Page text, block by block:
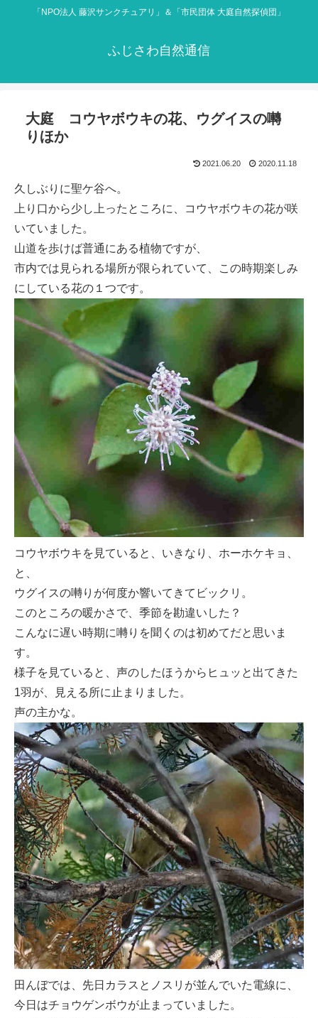
「NPO法人 藤沢サンクチュアリ」＆「市民団体 大庭自然探偵団」
ふじさわ自然通信
大庭 コウヤボウキの花、ウグイスの囀
りほか
2021.06.20 2020.11.18
久しぶりに聖ケ谷へ。
上り口から少し上ったところに、コウヤボウキの花が咲
いていました。
山道を歩けば普通にある植物ですが、
市内では見られる場所が限られていて、この時期楽しみ
にしている花の１つです。
コウヤボウキを見ていると、いきなり、ホーホケキョ、
と、
ウグイスの囀りが何度か響いてきてビックリ。
このところの暖かさで、季節を勘違いした？
こんなに遅い時期に囀りを聞くのは初めてだと思いま
す。
様子を見ていると、声のしたほうからヒュッと出てきた
1羽が、見える所に止まりました。
声の主かな。
田んぼでは、先日カラスとノスリが並んでいた電線に、
今日はチョウゲンボウが止まっていました。